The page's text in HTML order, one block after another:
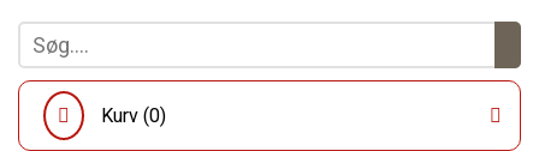
Kurv (0)